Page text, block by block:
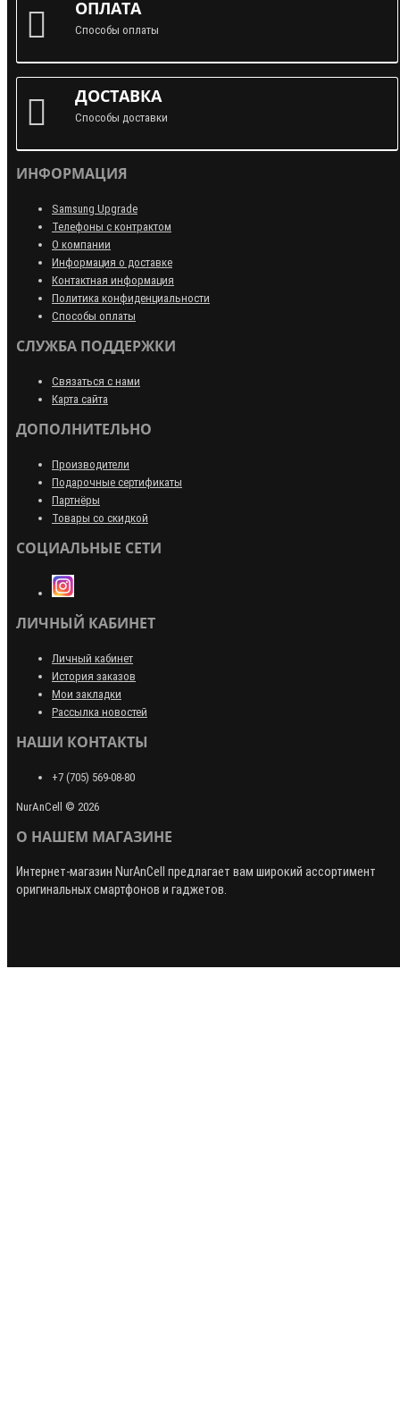
ОПЛАТА
Способы оплаты
ДОСТАВКА
Способы доставки
ИНФОРМАЦИЯ
Samsung Upgrade
Телефоны с контрактом
О компании
Информация о доставке
Контактная информация
Политика конфиденциальности
Способы оплаты
СЛУЖБА ПОДДЕРЖКИ
Связаться с нами
Карта сайта
ДОПОЛНИТЕЛЬНО
Производители
Подарочные сертификаты
Партнёры
Товары со скидкой
СОЦИАЛЬНЫЕ СЕТИ
ЛИЧНЫЙ КАБИНЕТ
Личный кабинет
История заказов
Мои закладки
Рассылка новостей
НАШИ КОНТАКТЫ
+7 (705) 569-08-80
NurAnCell © 2026
О НАШЕМ МАГАЗИНЕ
Интернет-магазин NurAnCell предлагает вам широкий ассортимент
оригинальных смартфонов и гаджетов.